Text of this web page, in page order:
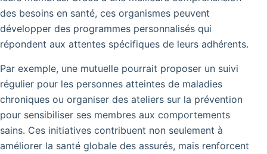
des besoins en santé, ces organismes peuvent
développer des programmes personnalisés qui
répondent aux attentes spécifiques de leurs adhérents.
Par exemple, une mutuelle pourrait proposer un suivi
régulier pour les personnes atteintes de maladies
chroniques ou organiser des ateliers sur la prévention
pour sensibiliser ses membres aux comportements
sains. Ces initiatives contribuent non seulement à
améliorer la santé globale des assurés, mais renforcent